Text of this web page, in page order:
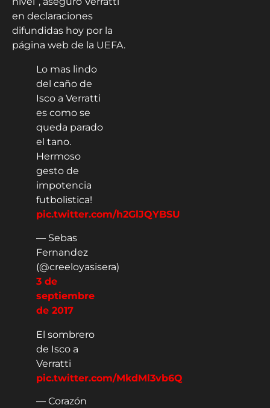
en declaraciones
difundidas hoy por la
página web de la UEFA.
Lo mas lindo
del caño de
Isco a Verratti
es como se
queda parado
el tano.
Hermoso
gesto de
impotencia
futbolistica!
pic.twitter.com/h2GlJQYBSU
— Sebas
Fernandez
(@creeloyasisera)
3 de
septiembre
de 2017
El sombrero
de Isco a
Verratti
pic.twitter.com/MkdMl3vb6Q
— Corazón